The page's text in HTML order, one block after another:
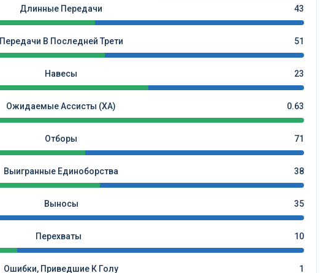
Длинные Передачи 43
Передачи В Последней Трети 51
Навесы 23
Ожидаемые Ассисты (xA) 0.63
Отборы 71
Выигранные Единоборства 38
Выносы 35
Перехваты 10
Ошибки, Приведшие К Голу 1